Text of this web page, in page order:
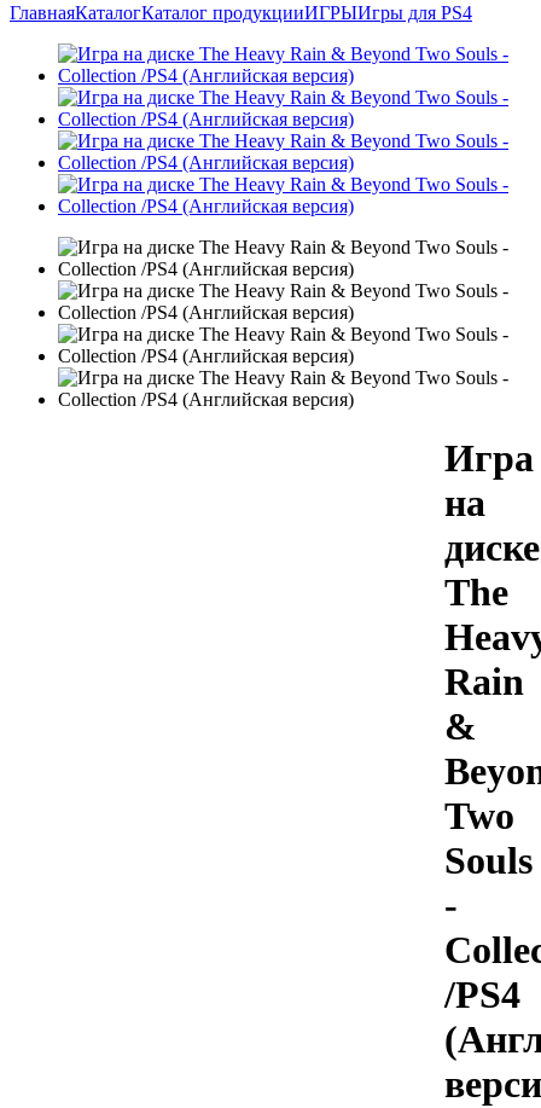
ГлавнаяКаталогКаталог продукцииИГРЫИгры для PS4
Игра
на
диске
The
Rain
&
Two
Souls
-
/PS4